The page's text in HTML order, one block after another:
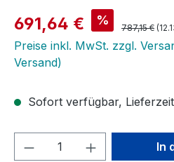
Verkaufspreis:
691,64 € % Regulärer
787,15 €
Preise inkl. MwSt. zzgl.
Versand)
Sofort verfügbar,
Produkt Anzahl: In